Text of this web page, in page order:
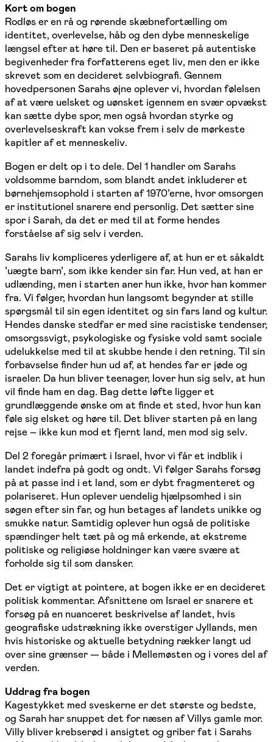
Kort om bogen
Rodløs er en rå og rørende skæbnefortælling om
identitet, overlevelse, håb og den dybe menneskelige
længsel efter at høre til. Den er baseret på autentiske
begivenheder fra forfatterens eget liv, men den er ikke
skrevet som en decideret selvbiografi. Gennem
hovedpersonen Sarahs øjne oplever vi, hvordan følelsen
af at være uelsket og uønsket igennem en svær opvækst
kan sætte dybe spor, men også hvordan styrke og
overlevelseskraft kan vokse frem i selv de mørkeste
kapitler af et menneskeliv.
Bogen er delt op i to dele. Del 1 handler om Sarahs
voldsomme barndom, som blandt andet inkluderer et
børnehjemsophold i starten af 1970’erne, hvor omsorgen
er institutionel snarere end personlig. Det sætter sine
spor i Sarah, da det er med til at forme hendes
forståelse af sig selv i verden.
Sarahs liv kompliceres yderligere af, at hun er et såkaldt
’uægte barn’, som ikke kender sin far. Hun ved, at han er
udlænding, men i starten aner hun ikke, hvor han kommer
fra. Vi følger, hvordan hun langsomt begynder at stille
spørgsmål til sin egen identitet og sin fars land og kultur.
Hendes danske stedfar er med sine racistiske tendenser,
omsorgssvigt, psykologiske og fysiske vold samt sociale
udelukkelse med til at skubbe hende i den retning. Til sin
forbavselse finder hun ud af, at hendes far er jøde og
israeler. Da hun bliver teenager, lover hun sig selv, at hun
vil finde ham en dag. Bag dette løfte ligger et
grundlæggende ønske om at finde et sted, hvor hun kan
føle sig elsket og høre til. Det bliver starten på en lang
rejse – ikke kun mod et fjernt land, men mod sig selv.
Del 2 foregår primært i Israel, hvor vi får et indblik i
landet indefra på godt og ondt. Vi følger Sarahs forsøg
på at passe ind i et land, som er dybt fragmenteret og
polariseret. Hun oplever uendelig hjælpsomhed i sin
søgen efter sin far, og hun betages af landets unikke og
smukke natur. Samtidig oplever hun også de politiske
spændinger helt tæt på og må erkende, at ekstreme
politiske og religiøse holdninger kan være svære at
forholde sig til som dansker.
Det er vigtigt at pointere, at bogen ikke er en decideret
politisk kommentar. Afsnittene om Israel er snarere et
forsøg på en nuanceret beskrivelse af landet, hvis
geografiske udstrækning ikke overstiger Jyllands, men
hvis historiske og aktuelle betydning rækker langt ud
over sine grænser — både i Mellemøsten og i vores del af
verden.
Uddrag fra bogen
Kagestykket med sveskerne er det største og bedste,
og Sarah har snuppet det for næsen af Villys gamle mor.
Villy bliver krebserød i ansigtet og griber fat i Sarahs